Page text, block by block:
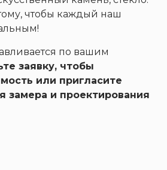
чтобы каждый наш
по вашим
заявку, чтобы
или пригласите
замера и проектирования